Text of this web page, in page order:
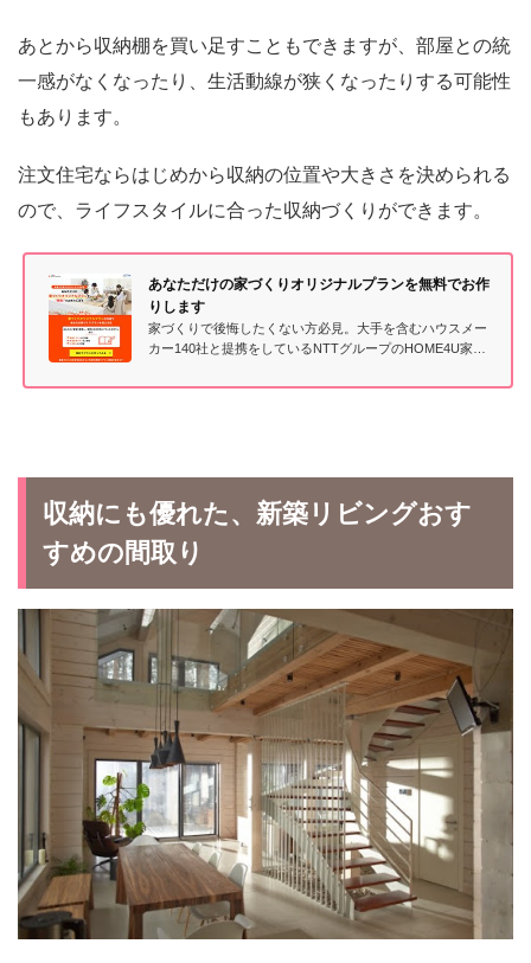
あとから収納棚を買い足すこともできますが、部屋との統
一感がなくなったり、生活動線が狭くなったりする可能性
もあります。
注文住宅ならはじめから収納の位置や大きさを決められる
ので、ライフスタイルに合った収納づくりができます。
あなただけの家づくりオリジナルプランを無料でお作
りします
家づくりで後悔したくない方必見。大手を含むハウスメー
カー140社と提携をしているNTTグループのHOME4U家づ
るオリジナルプランを無料で作成します※NTTデータスマ
収納にも優れた、新築リビングおす
すめの間取り